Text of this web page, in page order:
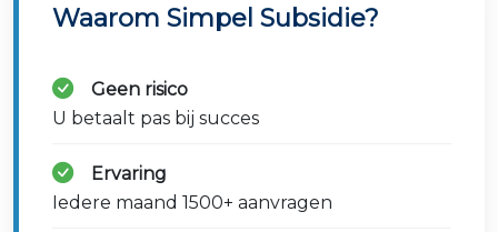
Waarom Simpel Subsidie?
Geen risico
U betaalt pas bij succes
Ervaring
Iedere maand 1500+ aanvragen